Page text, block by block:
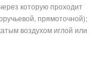
которую проходит
прямоточной);
воздухом иглой или